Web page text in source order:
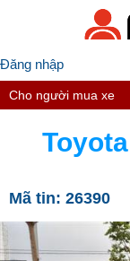
Đăng nhập
Cho người mua xe
Mã tin: 26390